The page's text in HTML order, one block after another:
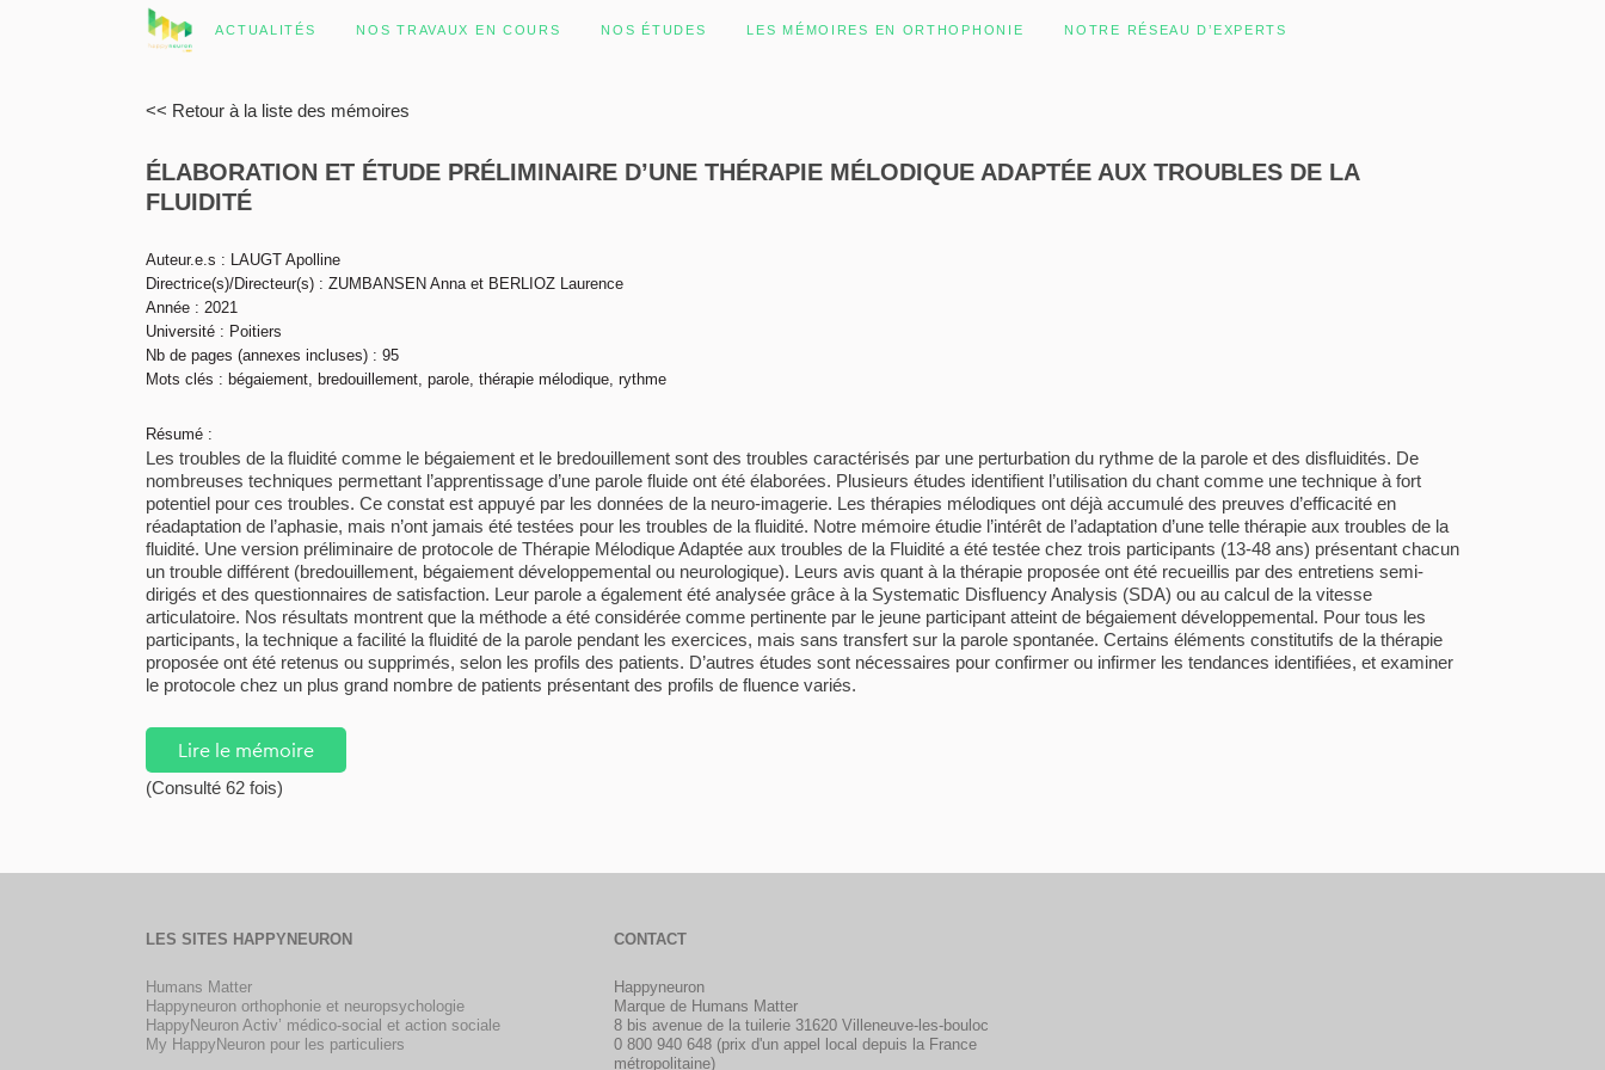
ACTUALITÉS NOS TRAVAUX EN COURS NOS ÉTUDES LES MÉMOIRES EN ORTHOPHONIE NOTRE RÉSEAU D’EXPERTS
<< Retour à la liste des mémoires
ÉLABORATION ET ÉTUDE PRÉLIMINAIRE D’UNE THÉRAPIE MÉLODIQUE ADAPTÉE AUX TROUBLES DE LA
FLUIDITÉ
Auteur.e.s : LAUGT Apolline
Directrice(s)/Directeur(s) : ZUMBANSEN Anna et BERLIOZ Laurence
Année : 2021
Université : Poitiers
Nb de pages (annexes incluses) : 95
Mots clés : bégaiement, bredouillement, parole, thérapie mélodique, rythme
Résumé :
Les troubles de la fluidité comme le bégaiement et le bredouillement sont des troubles caractérisés par une perturbation du rythme de la parole et des disfluidités. De
nombreuses techniques permettant l’apprentissage d’une parole fluide ont été élaborées. Plusieurs études identifient l’utilisation du chant comme une technique à fort
potentiel pour ces troubles. Ce constat est appuyé par les données de la neuro-imagerie. Les thérapies mélodiques ont déjà accumulé des preuves d’efficacité en
réadaptation de l’aphasie, mais n’ont jamais été testées pour les troubles de la fluidité. Notre mémoire étudie l’intérêt de l’adaptation d’une telle thérapie aux troubles de la
fluidité. Une version préliminaire de protocole de Thérapie Mélodique Adaptée aux troubles de la Fluidité a été testée chez trois participants (13-48 ans) présentant chacun
un trouble différent (bredouillement, bégaiement développemental ou neurologique). Leurs avis quant à la thérapie proposée ont été recueillis par des entretiens semi-
dirigés et des questionnaires de satisfaction. Leur parole a également été analysée grâce à la Systematic Disfluency Analysis (SDA) ou au calcul de la vitesse
articulatoire. Nos résultats montrent que la méthode a été considérée comme pertinente par le jeune participant atteint de bégaiement développemental. Pour tous les
participants, la technique a facilité la fluidité de la parole pendant les exercices, mais sans transfert sur la parole spontanée. Certains éléments constitutifs de la thérapie
proposée ont été retenus ou supprimés, selon les profils des patients. D’autres études sont nécessaires pour confirmer ou infirmer les tendances identifiées, et examiner
le protocole chez un plus grand nombre de patients présentant des profils de fluence variés.
Lire le mémoire
(Consulté 62 fois)
LES SITES HAPPYNEURON
Humans Matter
Happyneuron orthophonie et neuropsychologie
HappyNeuron Activ’ médico-social et action sociale
My HappyNeuron pour les particuliers
CONTACT
Happyneuron
Marque de Humans Matter
8 bis avenue de la tuilerie 31620 Villeneuve-les-bouloc
0 800 940 648 (prix d'un appel local depuis la France
métropolitaine)